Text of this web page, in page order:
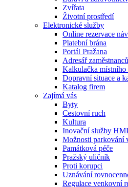
Zvířata
Životní prostředí
Elektronické služby
Online rezervace
Platební brána
Portál Pražana
Adresář zaměstnanců
Kalkulačka místního
Dopravní situace a
Katalog firem
Zajímá vás
Byty
Cestovní ruch
Kultura
Inovační služby
Možnosti parkování
Památková péče
Pražský uličník
Proti korupci
Uznávání
Regulace venkovní